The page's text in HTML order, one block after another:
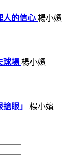
人的信心 楊小嬪
球場 楊小嬪
眼」 楊小嬪